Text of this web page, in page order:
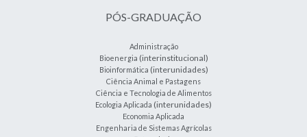
PÓS-GRADUAÇÃO
Administração
Bioenergia (interinstitucional)
Bioinformática (interunidades)
Ciência Animal e Pastagens
Ciência e Tecnologia de Alimentos
Ecologia Aplicada (interunidades)
Economia Aplicada
Engenharia de Sistemas Agrícolas